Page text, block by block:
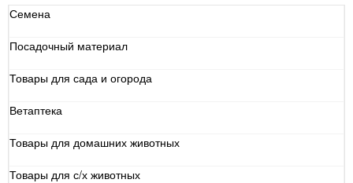
Семена
Посадочный материал
Товары для сада и огорода
Ветаптека
Товары для домашних животных
Товары для с/х животных